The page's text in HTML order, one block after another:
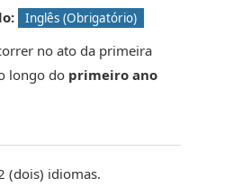
Inglês (Obrigatório)
no ato da primeira
longo do primeiro ano
(dois) idiomas.